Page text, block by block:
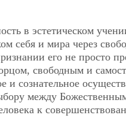
в эстетическом
себя и мира через
его не просто
свободным и
и сознательное
между
к